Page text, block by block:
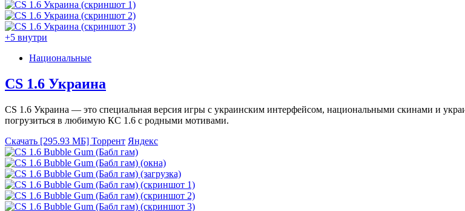
+5 внутри
Национальные
CS 1.6 Украина
CS 1.6 Украина — это специальная версия игры с украинским интерфейсом, национальными скинами и
погрузиться в любимую КС 1.6 с родными мотивами.
Скачать [295.93 МБ] Торрент Яндекс